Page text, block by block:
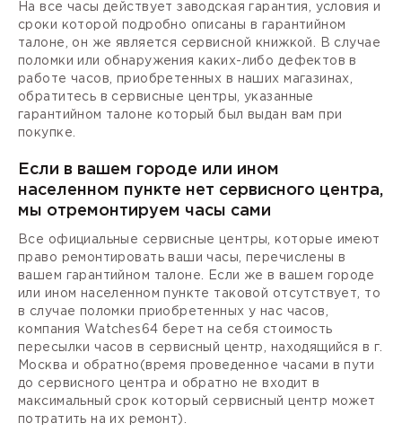
На все часы действует заводская гарантия, условия и
сроки которой подробно описаны в гарантийном
талоне, он же является сервисной книжкой. В случае
поломки или обнаружения каких-либо дефектов в
работе часов, приобретенных в наших магазинах,
обратитесь в сервисные центры, указанные
гарантийном талоне который был выдан вам при
покупке.
Если в вашем городе или ином
населенном пункте нет сервисного центра,
мы отремонтируем часы сами
Все официальные сервисные центры, которые имеют
право ремонтировать ваши часы, перечислены в
вашем гарантийном талоне. Если же в вашем городе
или ином населенном пункте таковой отсутствует, то
в случае поломки приобретенных у нас часов,
компания Watches64 берет на себя стоимость
пересылки часов в сервисный центр, находящийся в г.
Москва и обратно(время проведенное часами в пути
до сервисного центра и обратно не входит в
максимальный срок который сервисный центр может
потратить на их ремонт).